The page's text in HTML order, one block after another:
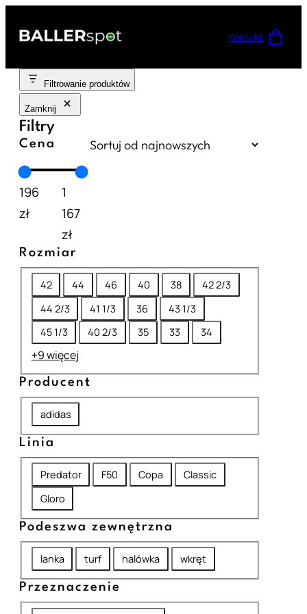
Kontakt
Filtrowanie produktów
Zamknij
Filtry
Cena
196
zł
1
167
zł
Rozmiar
o
z
m
a
42 44 46 40 38
42 2/3
44 2/3
41 1/3 36
43 1/3
45 1/3
40 2/3 35 33 34
+9 więcej
Producent
r
o
c
e
t
adidas
Linia
i
n
i
Predator F50 Copa
Classic
Gloro
Podeszwa zewnętrzna
o
d
lanka turf halówka wkręt
Przeznaczenie